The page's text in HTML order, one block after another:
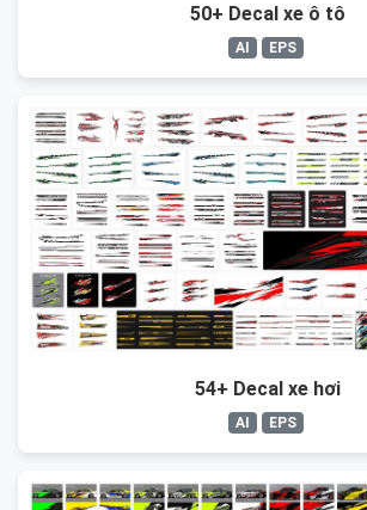
50+ Decal xe ô tô
AI EPS
54+ Decal xe hơi
AI EPS